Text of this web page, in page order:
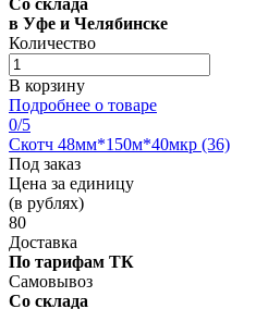
в Уфе и Челябинске
Количество
В корзину
Подробнее о товаре
0/5
Скотч 48мм*150м*40мкр (36)
Под заказ
Цена за единицу
(в рублях)
80
Доставка
По тарифам ТК
Самовывоз
Со склада